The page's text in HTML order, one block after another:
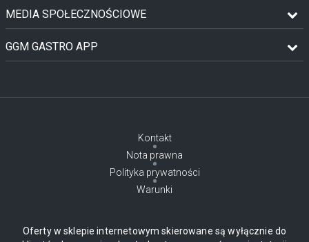
MEDIA SPOŁECZNOŚCIOWE
GGM GASTRO APP
Kontakt
Nota prawna
Polityka prywatności
Warunki
Oferty w sklepie internetowym skierowane są wyłącznie do